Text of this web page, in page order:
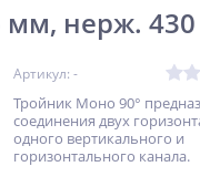
мм, нерж. 430
Артикул: -
Тройник Моно 90°
соединения двух
одного вертикального и
горизонтального канала.